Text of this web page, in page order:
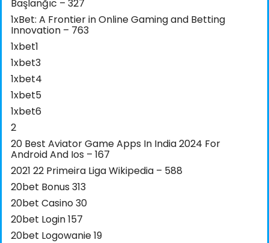
Başlanğıc – 327
1xBet: A Frontier in Online Gaming and Betting
Innovation – 763
1xbet1
1xbet3
1xbet4
1xbet5
1xbet6
2
20 Best Aviator Game Apps In India 2024 For
Android And Ios – 167
2021 22 Primeira Liga Wikipedia – 588
20bet Bonus 313
20bet Casino 30
20bet Login 157
20bet Logowanie 19